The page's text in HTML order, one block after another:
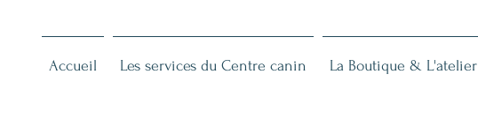
Accueil
Les services du Centre canin La Boutique & L'atelier